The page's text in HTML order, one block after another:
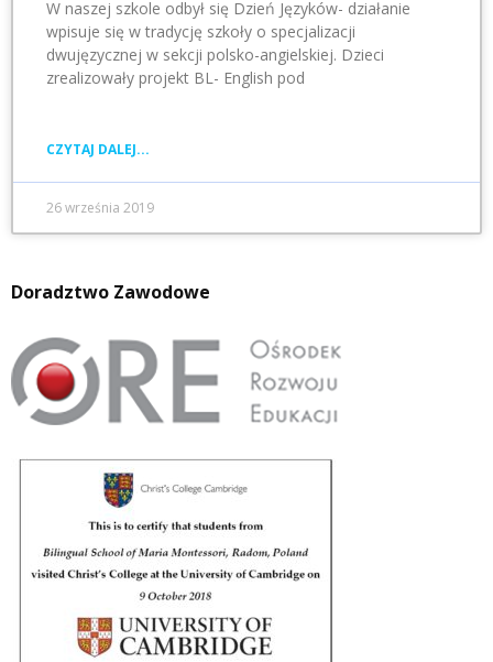
W naszej szkole odbył się Dzień Języków- działanie
wpisuje się w tradycję szkoły o specjalizacji
dwujęzycznej w sekcji polsko-angielskiej. Dzieci
zrealizowały projekt BL- English pod
CZYTAJ DALEJ...
26 września 2019
Doradztwo Zawodowe